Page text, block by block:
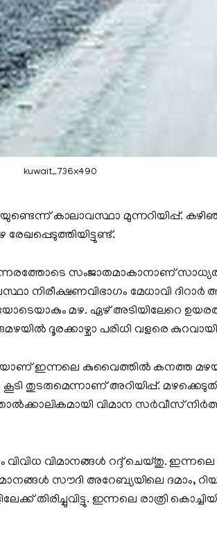
kuwait_736x490
കാലാവസ്ഥാ മുന്നറിയിപ്പ്.
രേഖപ്പെടുത്തിയിട്ടുണ്ട്.
സംജാതമാകാനാണ്
നിരീക്ഷണവിഭാഗം മേധാവി
മഴ. ഏഴ് അടിയിലേറെ
ദൂരക്കാഴ്ചാ പരിധി വളരെ
ഇന്നലെ കുവൈത്തിൽ കനത്ത
കൂടി തുടരുമെന്നാണ് അറിയിപ്പ്.
വിമാന സർവീസ്
വിവിധ വിമാനങ്ങൾ റദ്ദ് ചെയ്തു. ഇന്നലെ
സൗദി അറേബ്യയിലെ ദമാം,
തിരിച്ചുവിട്ടു. ഇന്നലെ രാത്രി